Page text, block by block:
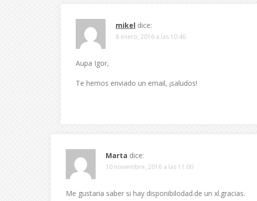
mikel dice:
8 enero, 2016 a las 10:46
Aupa Igor,
Te hemos enviado un email, ¡saludos!
Marta dice:
10 noviembre, 2016 a las 11:00
Me gustaria saber si hay disponibilodad.de un xl.gracias.